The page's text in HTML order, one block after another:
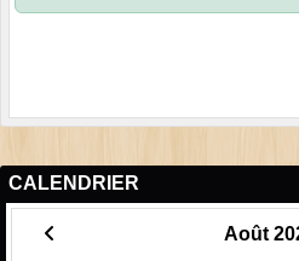
CALENDRIER
Août